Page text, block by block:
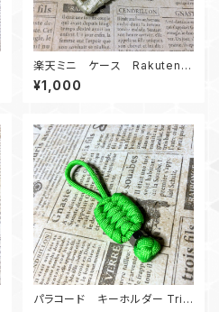
楽天ミニ ケース Rakuten
mini Paracord case W
¥1,000
パラコード キーホルダー Tril